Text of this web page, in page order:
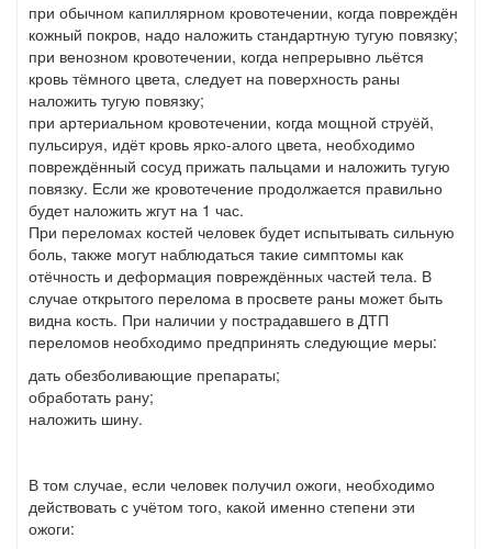
при обычном капиллярном кровотечении, когда повреждён
кожный покров, надо наложить стандартную тугую повязку;
при венозном кровотечении, когда непрерывно льётся
кровь тёмного цвета, следует на поверхность раны
наложить тугую повязку;
при артериальном кровотечении, когда мощной струёй,
пульсируя, идёт кровь ярко-алого цвета, необходимо
повреждённый сосуд прижать пальцами и наложить тугую
повязку. Если же кровотечение продолжается правильно
будет наложить жгут на 1 час.
При переломах костей человек будет испытывать сильную
боль, также могут наблюдаться такие симптомы как
отёчность и деформация повреждённых частей тела. В
случае открытого перелома в просвете раны может быть
видна кость. При наличии у пострадавшего в ДТП
переломов необходимо предпринять следующие меры:
дать обезболивающие препараты;
обработать рану;
наложить шину.
В том случае, если человек получил ожоги, необходимо
действовать с учётом того, какой именно степени эти
ожоги: